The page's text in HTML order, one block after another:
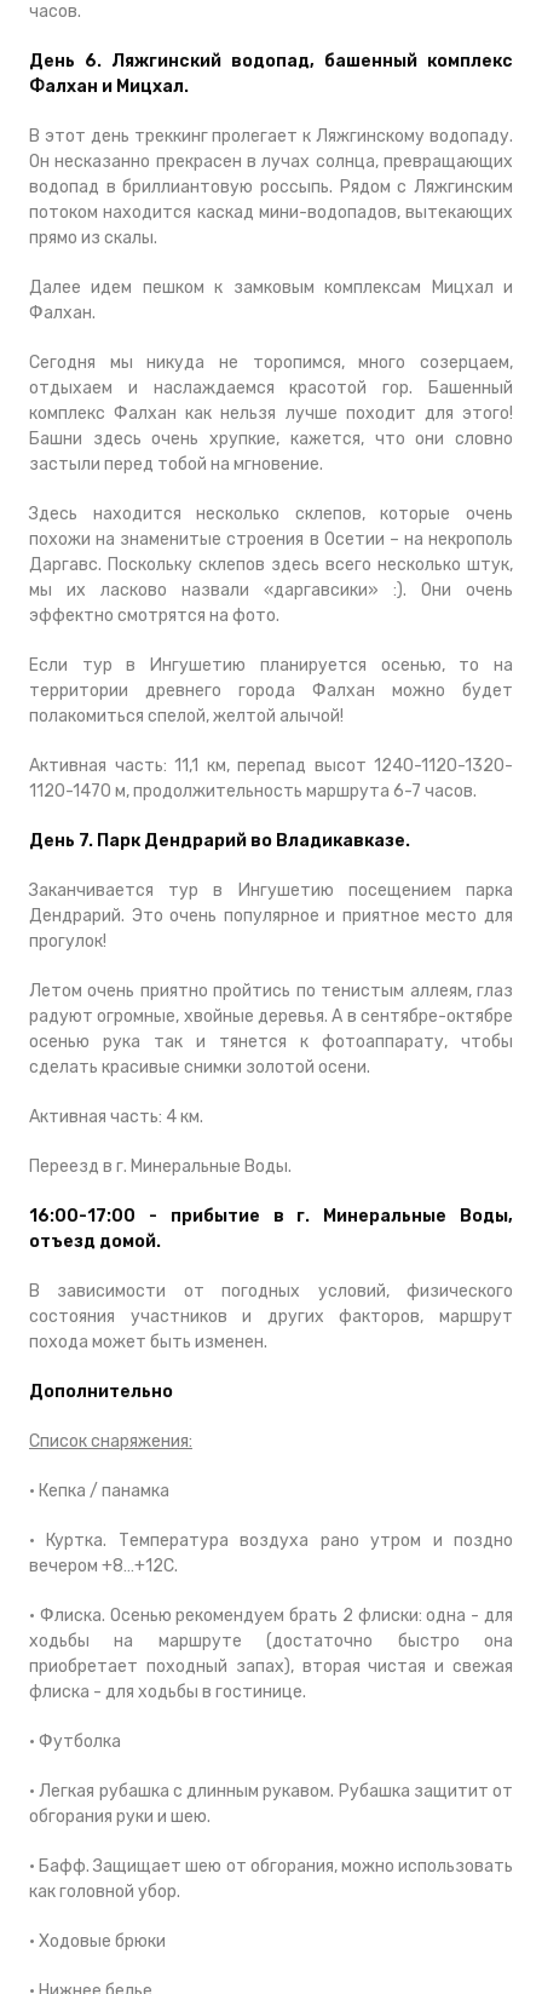
часов.
День 6. Ляжгинcкий водопад, башенный комплекс
Фалхан и Мицхал.
В этот день треккинг пролегает к Ляжгинскому водопаду.
Он несказанно прекрасен в лучах солнца, превращающих
водопад в бриллиантовую россыпь. Рядом с Ляжгинским
потоком находится каскад мини-водопадов, вытекающих
прямо из скалы.
Далее идем пешком к замковым комплексам Мицхал и
Фалхан.
Сегодня мы никуда не торопимся, много созерцаем,
отдыхаем и наслаждаемся красотой гор. Башенный
комплекс Фалхан как нельзя лучше походит для этого!
Башни здесь очень хрупкие, кажется, что они словно
застыли перед тобой на мгновение.
Здесь находится несколько склепов, которые очень
похожи на знаменитые строения в Осетии – на некрополь
Даргавс. Поскольку склепов здесь всего несколько штук,
мы их ласково назвали «даргавсики» :). Они очень
эффектно смотрятся на фото.
Если тур в Ингушетию планируется осенью, то на
территории древнего города Фалхан можно будет
полакомиться спелой, желтой алычой!
Активная часть: 11,1 км, перепад высот 1240-1120-1320-
1120-1470 м, продолжительность маршрута 6-7 часов.
День 7. Парк Дендрарий во Владикавказе.
Заканчивается тур в Ингушетию посещением парка
Дендрарий. Это очень популярное и приятное место для
прогулок!
Летом очень приятно пройтись по тенистым аллеям, глаз
радуют огромные, хвойные деревья. А в сентябре-октябре
осенью рука так и тянется к фотоаппарату, чтобы
сделать красивые снимки золотой осени.
Активная часть: 4 км.
Переезд в г. Минеральные Воды.
16:00-17:00 - прибытие в г. Минеральные Воды,
отъезд домой.
В зависимости от погодных условий, физического
состояния участников и других факторов, маршрут
похода может быть изменен.
Дополнительно
Список снаряжения:
• Кепка / панамка
• Куртка. Температура воздуха рано утром и поздно
вечером +8…+12С.
• Флиска. Осенью рекомендуем брать 2 флиски: одна - для
ходьбы на маршруте (достаточно быстро она
приобретает походный запах), вторая чистая и свежая
флиска - для ходьбы в гостинице.
• Футболка
• Легкая рубашка с длинным рукавом. Рубашка защитит от
обгорания руки и шею.
• Бафф. Защищает шею от обгорания, можно использовать
как головной убор.
• Ходовые брюки